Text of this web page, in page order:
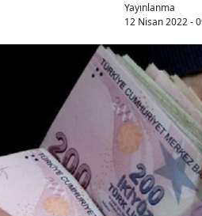
Yayınlanma
12 Nisan 2022 -